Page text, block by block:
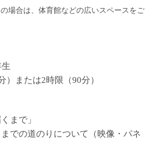
場合は、体育館などの広いスペースをご
）または2時限（90分）
まで」
での道のりについて（映像・パネ